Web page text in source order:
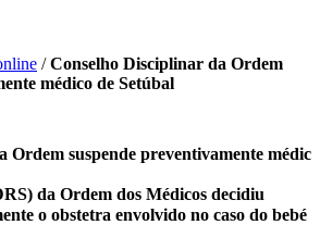
/Conselho Disciplinar da Ordem
médico de Setúbal
Ordem suspende preventivamente médico
da Ordem dos Médicos decidiu
o obstetra envolvido no caso do bebé